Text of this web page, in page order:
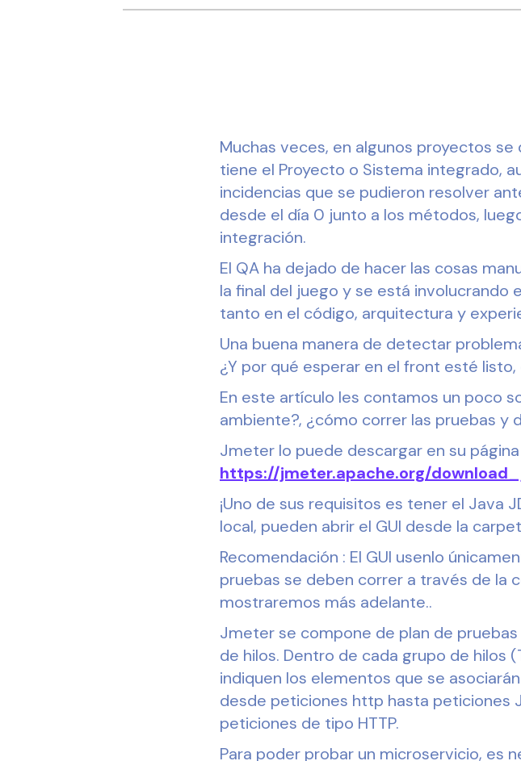
Muchas veces, en algunos proyectos
tiene el Proyecto o Sistema integrado,
incidencias que se pudieron resolver
desde el día 0 junto a los métodos,
integración.
El QA ha dejado de hacer las cosas
la final del juego y se está involucrando
tanto en el código, arquitectura y
Una buena manera de detectar
¿Y por qué esperar en el front esté
En este artículo les contamos un poco
ambiente?, ¿cómo correr las pruebas y
Jmeter lo puede descargar en su
https://jmeter.apache.org/
¡Uno de sus requisitos es tener el Java
local, pueden abrir el GUI desde la
Recomendación : El GUI usenlo
pruebas se deben correr a través de la
mostraremos más adelante..
Jmeter se compone de plan de
de hilos. Dentro de cada grupo de hilos
indiquen los elementos que se
desde peticiones http hasta peticiones
peticiones de tipo HTTP.
Para poder probar un microservicio, es